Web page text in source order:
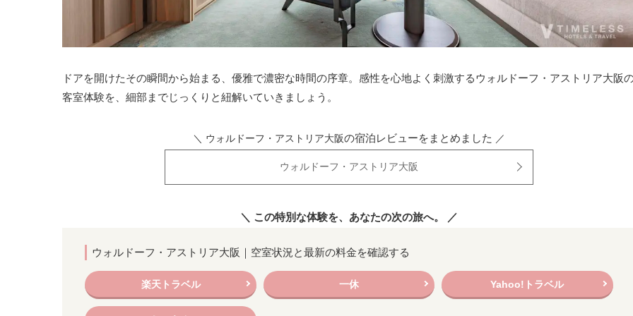
ドアを開けたその瞬間から始まる、優雅で濃密な時間の序章。感性を心地よく刺激するウォルドーフ・アストリア大阪
客室体験を、細部までじっくりと紐解いていきましょう。
＼ ウォルドーフ・アストリア大阪の宿泊レビューをまとめました ／
ウォルドーフ・アストリア大阪
＼ この特別な体験を、あなたの次の旅へ。 ／
ウォルドーフ・アストリア大阪｜空室状況と最新の料金を確認する
楽天トラベル 一休 Yahoo!トラベル